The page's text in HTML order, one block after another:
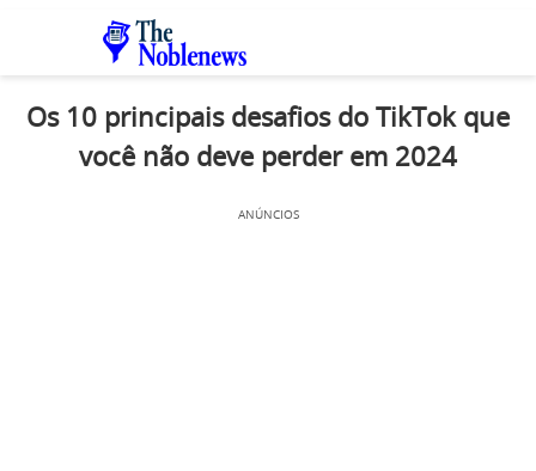
Os 10 principais desafios do TikTok que
você não deve perder em 2024
ANÚNCIOS